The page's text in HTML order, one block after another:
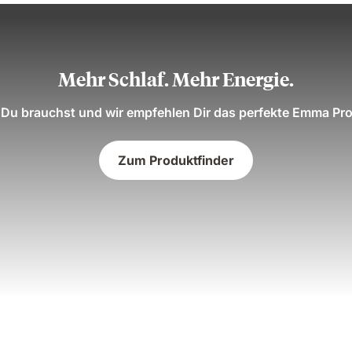
Mehr Schlaf. Mehr Energie.
brauchst und wir empfehlen Dir das perfekte Emma
Zum Produktfinder